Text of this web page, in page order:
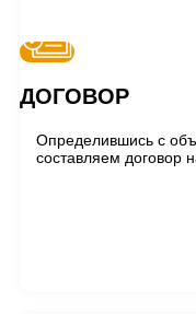
ДОГОВОР
Определившись с
составляем договор